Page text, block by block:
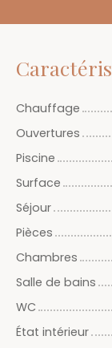
Chauffage
Ouvertures
Piscine
Surface
Séjour
Pièces
Chambres
Salle de bains
WC
État intérieur